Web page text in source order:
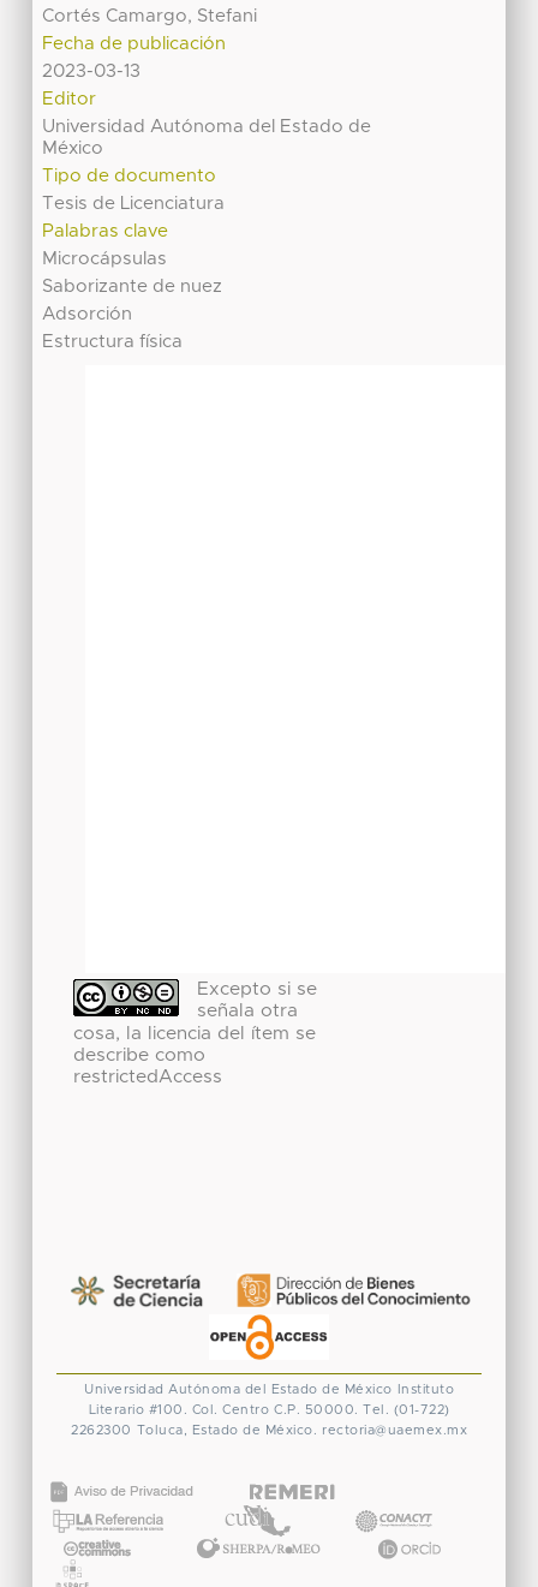
Cortés Camargo, Stefani
Fecha de publicación
2023-03-13
Editor
Universidad Autónoma del Estado de
México
Tipo de documento
Tesis de Licenciatura
Palabras clave
Microcápsulas
Saborizante de nuez
Adsorción
Estructura física
Excepto si se
señala otra
cosa, la licencia del ítem se
describe como
restrictedAccess
Universidad Autónoma del Estado de México
Instituto
Literario #100. Col. Centro C.P. 50000. Tel. (01-722)
2262300 Toluca, Estado de México. rectoria@uaemex.mx